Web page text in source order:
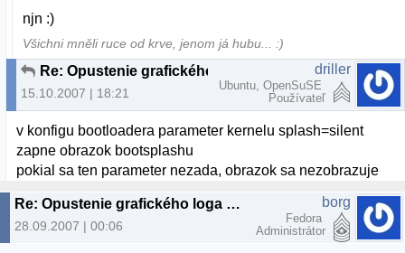
njn :)
Všichni mněli ruce od krve, jenom já hubu... :)
15.10.2007 | 18:21
driller
Ubuntu, OpenSuSE
Používateľ
v konfigu bootloadera parameter kernelu splash=silent
zapne obrazok bootsplashu
pokial sa ten parameter nezada, obrazok sa nezobrazuje
Re: Opustenie grafického loga pri bootovaní?
28.09.2007 | 00:06
borg
Fedora
Administrátor